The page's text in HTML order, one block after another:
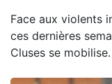
Face aux violents
ces dernières
Cluses se mobilise.